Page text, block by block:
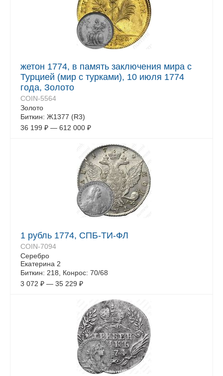
жетон 1774, в память заключения мира с
Турцией (мир с турками), 10 июля 1774
года, Золото
COIN-5564
Золото
Биткин: Ж1377 (R3)
36 199 ₽ — 612 000 ₽
1 рубль 1774, СПБ-ТИ-ФЛ
COIN-7094
Серебро
Екатерина 2
Биткин: 218, Конрос: 70/68
3 072 ₽ — 35 229 ₽